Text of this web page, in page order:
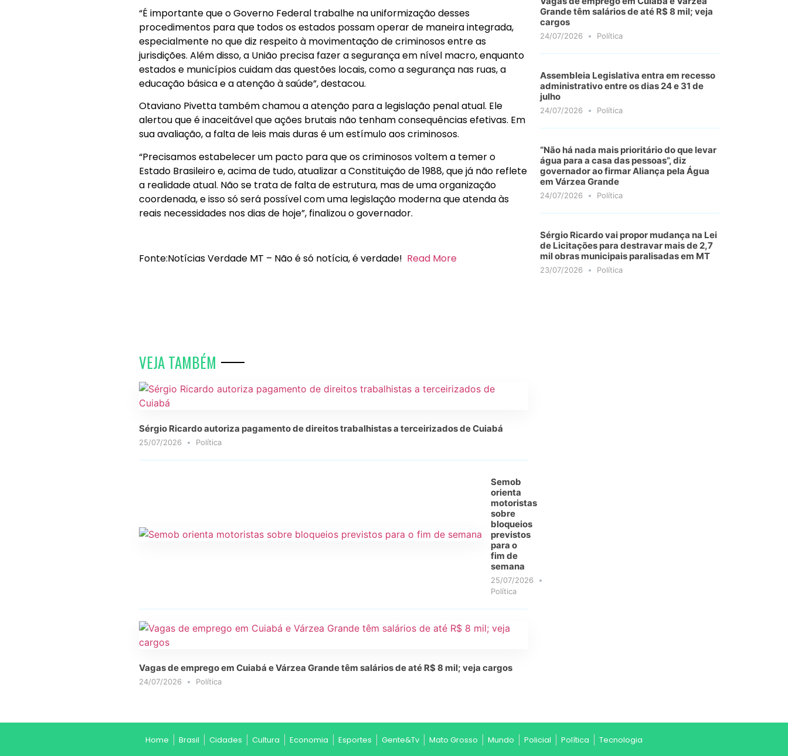
“É importante que o Governo Federal trabalhe na uniformização desses
procedimentos para que todos os estados possam operar de maneira integrada,
especialmente no que diz respeito à movimentação de criminosos entre as
jurisdições. Além disso, a União precisa fazer a segurança em nível macro, enquanto
estados e municípios cuidam das questões locais, como a segurança nas ruas, a
educação básica e a atenção à saúde”, destacou.
Otaviano Pivetta também chamou a atenção para a legislação penal atual. Ele
alertou que é inaceitável que ações brutais não tenham consequências efetivas. Em
sua avaliação, a falta de leis mais duras é um estímulo aos criminosos.
“Precisamos estabelecer um pacto para que os criminosos voltem a temer o
Estado Brasileiro e, acima de tudo, atualizar a Constituição de 1988, que já não reflete
a realidade atual. Não se trata de falta de estrutura, mas de uma organização
coordenada, e isso só será possível com uma legislação moderna que atenda às
reais necessidades nos dias de hoje”, finalizou o governador.
Fonte:Notícias Verdade MT – Não é só notícia, é verdade! Read More
VEJA TAMBÉM
Sérgio Ricardo autoriza pagamento de direitos trabalhistas a terceirizados de Cuiabá
25/07/2026 Política
Semob
orienta
motoristas
sobre
bloqueios
previstos
para o
fim de
semana
25/07/2026
Política
Vagas de emprego em Cuiabá e Várzea Grande têm salários de até R$ 8 mil; veja cargos
24/07/2026 Política
Grande têm salários de até R$ 8 mil; veja
cargos
24/07/2026 Política
Assembleia Legislativa entra em recesso
administrativo entre os dias 24 e 31 de
julho
24/07/2026 Política
“Não há nada mais prioritário do que levar
água para a casa das pessoas”, diz
governador ao firmar Aliança pela Água
em Várzea Grande
24/07/2026 Política
Sérgio Ricardo vai propor mudança na Lei
de Licitações para destravar mais de 2,7
mil obras municipais paralisadas em MT
23/07/2026 Política
Home Brasil Cidades Cultura Economia Esportes Gente&Tv Mato Grosso Mundo Policial Política Tecnologia